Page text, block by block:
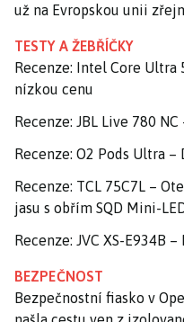
už na Evropskou unii
TESTY A ŽEBŘÍČKY
Recenze: Intel Core Ultra
nízkou cenu
Recenze: JBL Live 780
Recenze: O2 Pods Ultra –
Recenze: TCL 75C7L –
jasu s obřím SQD Mini-
Recenze: JVC XS-E934B
BEZPEČNOST
Bezpečnostní fiasko v